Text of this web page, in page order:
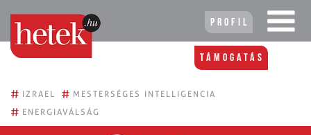
Profil
Támogatás
# IZRAEL # MESTERSÉGES INTELLIGENCIA
# ENERGIAVÁLSÁG